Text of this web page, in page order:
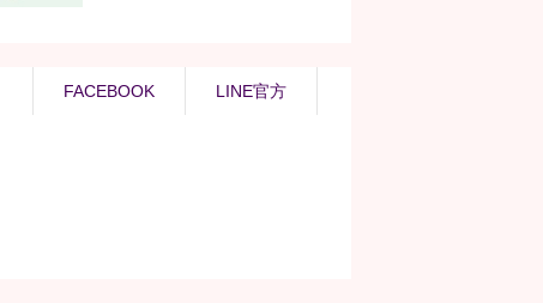
FACEBOOK LINE官方